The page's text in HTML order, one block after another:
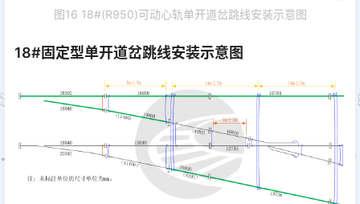
图16 18#(R950)可动心轨单开道岔跳线安装示意图
18#固定型单开道岔跳线安装示意图